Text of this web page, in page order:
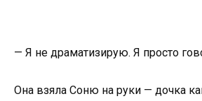
— Я не драматизирую. Я просто
Она взяла Соню на руки — дочка